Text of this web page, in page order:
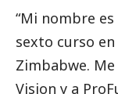
“Mi nombre
sexto curso
Zimbabwe.
Vision y a